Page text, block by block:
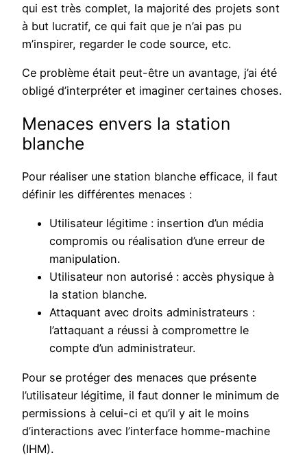
qui est très complet, la majorité des projets sont
à but lucratif, ce qui fait que je n’ai pas pu
m’inspirer, regarder le code source, etc.
Ce problème était peut-être un avantage, j’ai été
obligé d’interpréter et imaginer certaines choses.
Menaces envers la station
blanche
Pour réaliser une station blanche efficace, il faut
définir les différentes menaces :
Utilisateur légitime : insertion d’un média
compromis ou réalisation d’une erreur de
manipulation.
Utilisateur non autorisé : accès physique à
la station blanche.
Attaquant avec droits administrateurs :
l’attaquant a réussi à compromettre le
compte d’un administrateur.
Pour se protéger des menaces que présente
l’utilisateur légitime, il faut donner le minimum de
permissions à celui-ci et qu’il y ait le moins
d’interactions avec l’interface homme-machine
(IHM).